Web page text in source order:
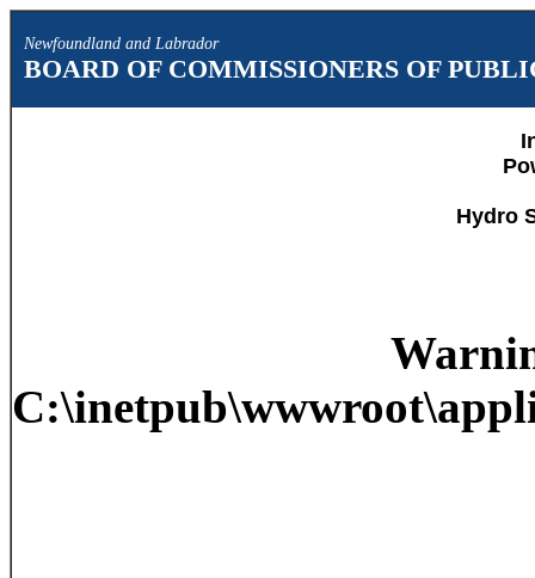
Newfoundland and Labrador
BOARD OF COMMISSIONERS OF
Hydro